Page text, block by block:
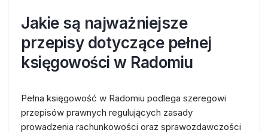
Jakie są najważniejsze
przepisy dotyczące pełnej
księgowości w Radomiu
Pełna księgowość w Radomiu podlega szeregowi
przepisów prawnych regulujących zasady
prowadzenia rachunkowości oraz sprawozdawczości